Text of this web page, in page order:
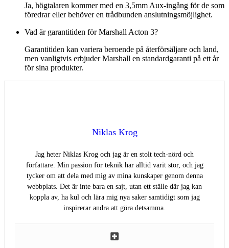
Ja, högtalaren kommer med en 3,5mm Aux-ingång för de som
föredrar eller behöver en trådbunden anslutningsmöjlighet.
Vad är garantitiden för Marshall Acton 3?
Garantitiden kan variera beroende på återförsäljare och land,
men vanligtvis erbjuder Marshall en standardgaranti på ett år
för sina produkter.
Niklas Krog
Jag heter Niklas Krog och jag är en stolt tech-nörd och
författare. Min passion för teknik har alltid varit stor, och jag
tycker om att dela med mig av mina kunskaper genom denna
webbplats. Det är inte bara en sajt, utan ett ställe där jag kan
koppla av, ha kul och lära mig nya saker samtidigt som jag
inspirerar andra att göra detsamma.